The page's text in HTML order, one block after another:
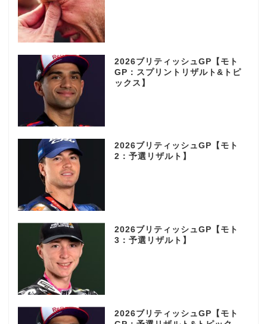
2026ブリティッシュGP【モト
GP：スプリントリザルト&トピ
ックス】
2026ブリティッシュGP【モト
2：予選リザルト】
2026ブリティッシュGP【モト
3：予選リザルト】
2026ブリティッシュGP【モト